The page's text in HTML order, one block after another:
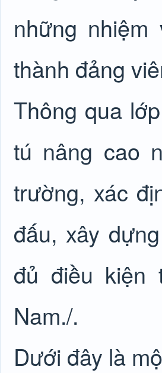
những
thành đảng
Thông qua
tú nâng cao
trường, xác
đấu, xây
đủ điều kiện
Nam./.
Dưới đây là